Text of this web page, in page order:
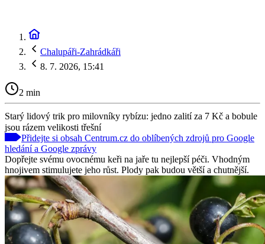
Chalupáři-Zahrádkáři
8. 7. 2026, 15:41
2 min
Starý lidový trik pro milovníky rybízu: jedno zalití za 7 Kč a bobule
jsou rázem velikosti třešní
Přidejte si obsah Centrum.cz do oblíbených zdrojů pro Google
hledání a Google zprávy
Dopřejte svému ovocnému keři na jaře tu nejlepší péči. Vhodným
hnojivem stimulujete jeho růst. Plody pak budou větší a chutnější.